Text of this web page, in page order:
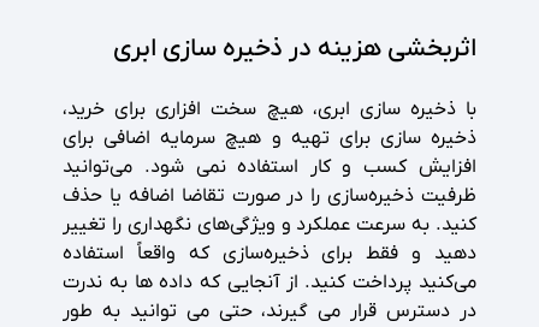
اثربخشی هزینه در ذخیره سازی ابری
با ذخیره سازی ابری، هیچ سخت افزاری برای خرید،
ذخیره سازی برای تهیه و هیچ سرمایه اضافی برای
افزایش کسب و کار استفاده نمی شود. می‌توانید
ظرفیت ذخیره‌سازی را در صورت تقاضا اضافه یا حذف
کنید. به سرعت عملکرد و ویژگی‌های نگهداری را تغییر
دهید و فقط برای ذخیره‌سازی که واقعاً استفاده
می‌کنید پرداخت کنید. از آنجایی که داده ها به ندرت
در دسترس قرار می گیرند، حتی می توانید به طور